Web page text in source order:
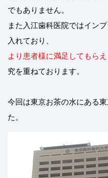
でもありません。
また入江歯科医院ではイン
入れており、
より患者様に満足してもら
究を重ねております。
今回は東京お茶の水にある
た。